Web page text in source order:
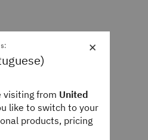
×
visiting from United
like to switch to your
products, pricing